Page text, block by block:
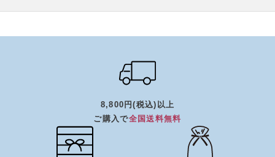
8,800円(税込)以上
ご購入で全国送料無料